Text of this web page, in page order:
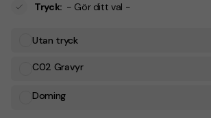
Tryck: - Gör ditt val -
Utan tryck
C02 Gravyr
Doming